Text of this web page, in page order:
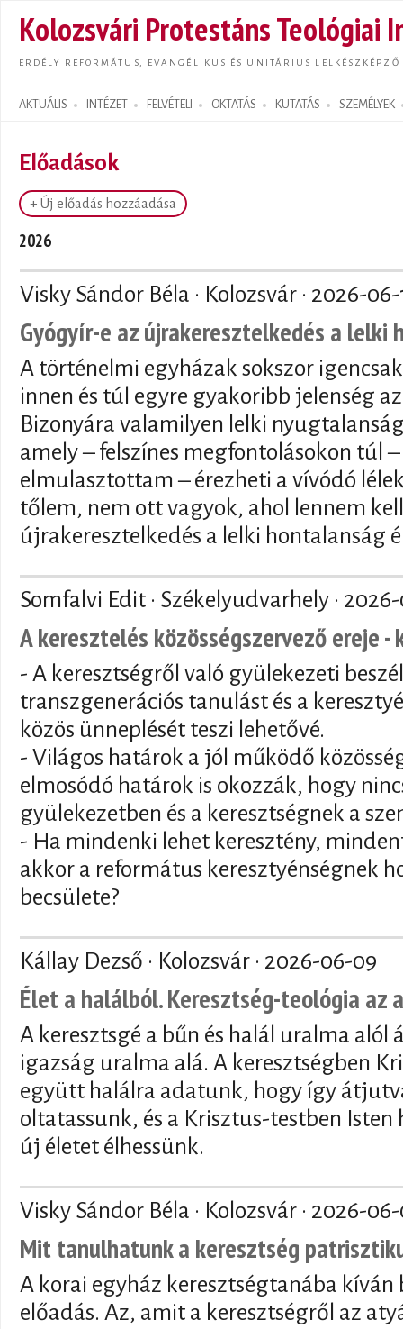
Kolozsvári Protestáns Teológiai
ERDÉLY REFORMÁTUS, EVANGÉLIKUS ÉS UNITÁRIUS LELKÉSZKÉPZŐ
AKTUÁLIS INTÉZET FELVÉTELI OKTATÁS KUTATÁS SZEMÉLYEK
Search form
Előadások
+ Új előadás hozzáadása
2026
Visky Sándor Béla · Kolozsvár · 2026-06-
Gyógyír-e az újrakeresztelkedés a lelki
A történelmi egyházak sokszor
innen és túl egyre gyakoribb jelenség
Bizonyára valamilyen lelki
amely – felszínes megfontolásokon túl
elmulasztottam – érezheti a vívódó
tőlem, nem ott vagyok, ahol lennem
újrakeresztelkedés a lelki hontalanság
Somfalvi Edit · Székelyudvarhely ·
A keresztelés közösségszervező ereje -
- A keresztségről való gyülekezeti
transzgenerációs tanulást és a
közös ünneplését teszi lehetővé.
- Világos határok a jól működő
elmosódó határok is okozzák, hogy
gyülekezetben és a keresztségnek a
- Ha mindenki lehet keresztény,
akkor a református keresztyénségnek
becsülete?
Kállay Dezső · Kolozsvár · 2026-06-09
Élet a halálból. Keresztség-teológia az
A keresztsgé a bűn és halál uralma alól
igazság uralma alá. A keresztségben
együtt halálra adatunk, hogy így
oltatassunk, és a Krisztus-testben
új életet élhessünk.
Visky Sándor Béla · Kolozsvár · 2026-
Mit tanulhatunk a keresztség
A korai egyház keresztségtanába
előadás. Az, amit a keresztségről az